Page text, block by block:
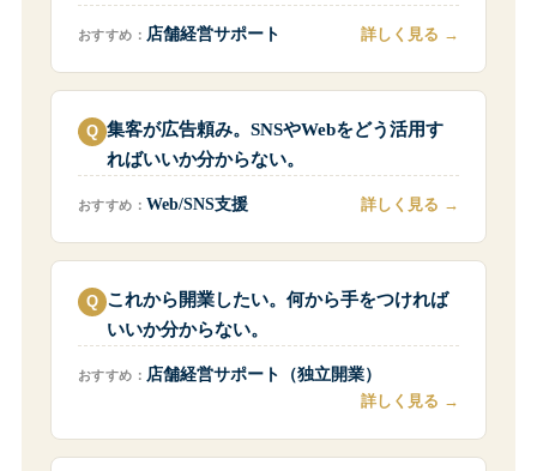
おすすめ： 店舗経営サポート 詳しく見る
集客が広告頼み。SNSやWebをどう活用す
ればいいか分からない。
おすすめ： Web/SNS支援 詳しく見る
これから開業したい。何から手をつければ
いいか分からない。
おすすめ： 店舗経営サポート（独立開業）
詳しく見る